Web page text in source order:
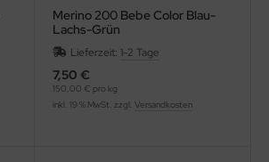
Merino 200 Bebe Color Blau-
Lachs-Grün
Lieferzeit: 1-2 Tage
7,50 €
150,00 € pro kg
inkl. 19 % MwSt. zzgl. Versandkosten